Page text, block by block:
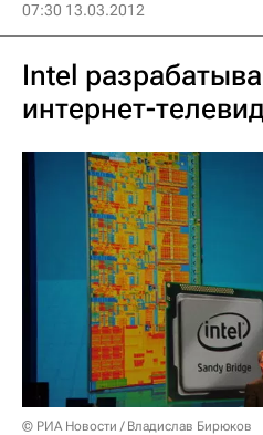
07:30 13.03.2012
Intel
интернет-
© РИА Новости / Владислав Бирюков